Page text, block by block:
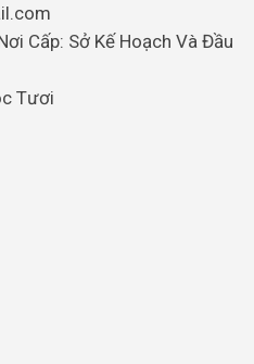
Cấp: Sở Kế Hoạch Và Đầu
Tươi